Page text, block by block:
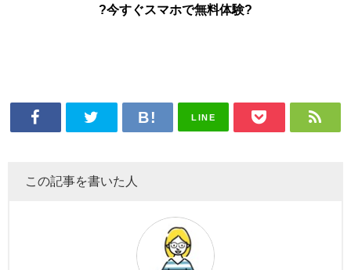
?今すぐスマホで無料体験?
LINE
この記事を書いた人